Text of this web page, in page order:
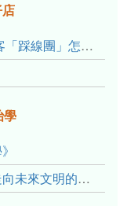
完美風暴：1623年前往馬尼拉的販客「踩線團」怎麼會困死於澎湖?
學
《台灣紀行》推薦序：讓我們一起走向未來文明的備忘錄